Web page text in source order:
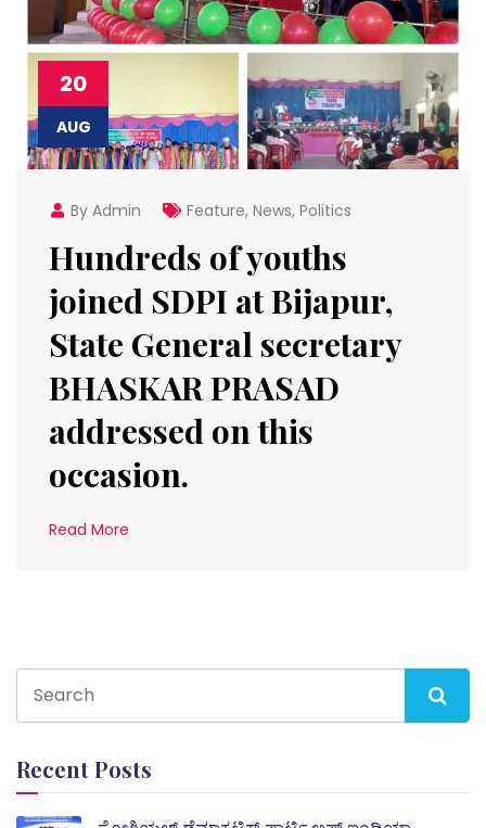
20
AUG
By Admin Feature, News, Politics
Hundreds of youths
joined SDPI at Bijapur,
State General secretary
BHASKAR PRASAD
addressed on this
occasion.
Read More
Recent Posts